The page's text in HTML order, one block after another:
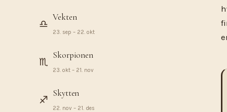
♎︎
Vekten
23. sep – 22. okt
♏︎
Skorpionen
23. okt – 21. nov
♐︎
Skytten
22. nov – 21. des